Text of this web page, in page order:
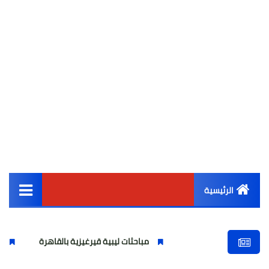
الرئيسية
أخبار مصر
مباحثات ليبية قيرغيزية بالقاهرة نقيب